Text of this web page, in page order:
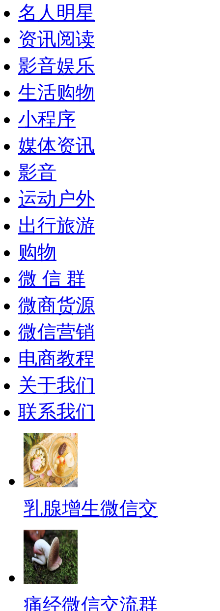
名人明星
资讯阅读
影音娱乐
生活购物
小程序
媒体资讯
影音
运动户外
出行旅游
购物
微 信 群
微商货源
微信营销
电商教程
关于我们
联系我们
乳腺增生微信交
痛经微信交流群